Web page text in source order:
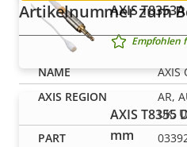
AXIS
Empfohlen
AXIS T8355
mm
Artikelnummer zum
AXIS
AR,
UK,